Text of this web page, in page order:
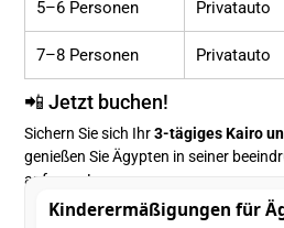
5–6 Personen Privatauto
7–8 Personen Privatauto
📲 Jetzt buchen!
Sichern Sie sich Ihr3-tägiges Kairo
genießen Sie Ägypten in seiner
anfragen!
Kinderermäßigungen für